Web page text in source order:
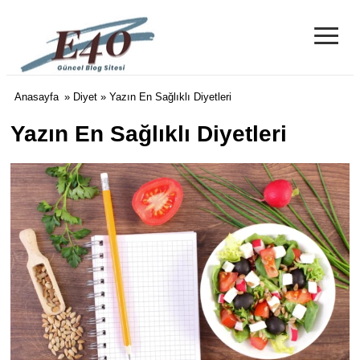
e40 Blog
≡
Anasayfa » Diyet » Yazın En Sağlıklı Diyetleri
Yazın En Sağlıklı Diyetleri